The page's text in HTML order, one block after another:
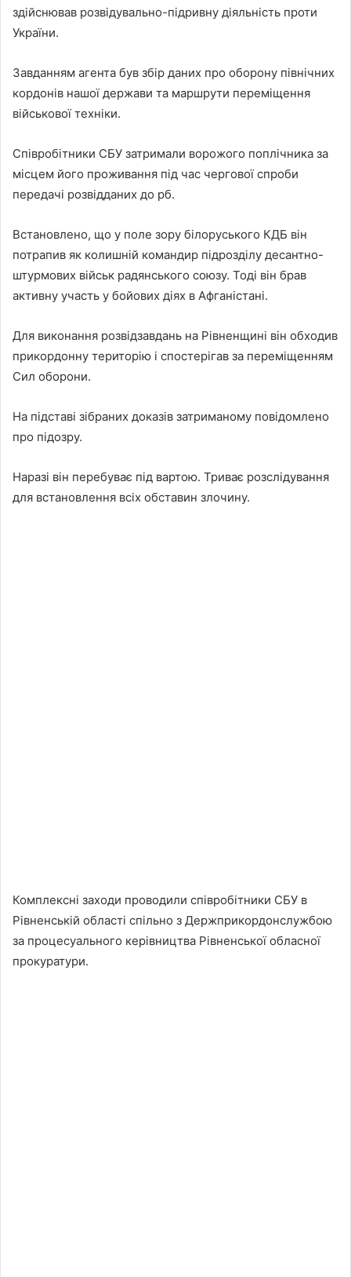
здійснював розвідувально-підривну діяльність проти
України.
Завданням агента був збір даних про оборону північних
кордонів нашої держави та маршрути переміщення
військової техніки.
Співробітники СБУ затримали ворожого поплічника за
місцем його проживання під час чергової спроби
передачі розвідданих до рб.
Встановлено, що у поле зору білоруського КДБ він
потрапив як колишній командир підрозділу десантно-
штурмових військ радянського союзу. Тоді він брав
активну участь у бойових діях в Афганістані.
Для виконання розвідзавдань на Рівненщині він обходив
прикордонну територію і спостерігав за переміщенням
Сил оборони.
На підставі зібраних доказів затриманому повідомлено
про підозру.
Наразі він перебуває під вартою. Триває розслідування
для встановлення всіх обставин злочину.
Комплексні заходи проводили співробітники СБУ в
Рівненській області спільно з Держприкордонслужбою
за процесуального керівництва Рівненської обласної
прокуратури.